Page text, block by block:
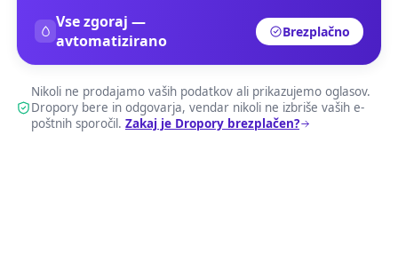
Vse zgoraj —
avtomatizirano
Brezplačno
Nikoli ne prodajamo vaših podatkov ali prikazujemo oglasov.
Dropory bere in odgovarja, vendar nikoli ne izbriše vaših e-
poštnih sporočil. Zakaj je Dropory brezplačen?